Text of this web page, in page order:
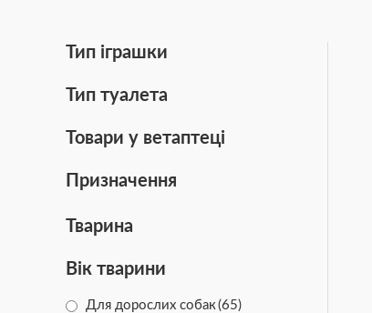
Тип іграшки
Тип туалета
Товари у ветаптеці
Призначення
Тварина
Вік тварини
Для дорослих собак(65)